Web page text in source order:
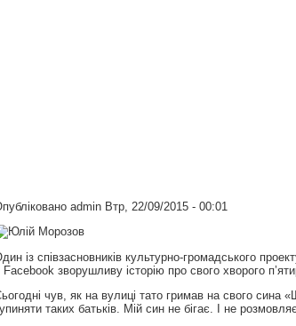
adminВтр, 22/09/2015 - 00:01
із співзасновників культурно-громадського
Facebook зворушливу історію про свого хворого
чув, як на вулиці тато гримав на свого
таких батьків. Мій син не бігає. І не